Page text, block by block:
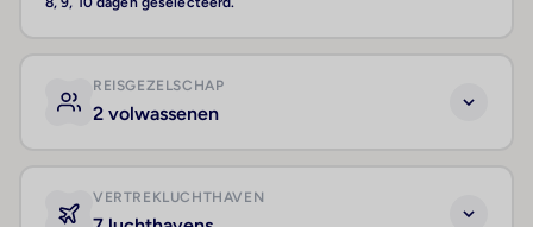
REISGEZELSCHAP
2 volwassenen
VERTREKLUCHTHAVEN